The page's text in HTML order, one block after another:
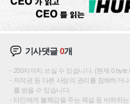
기사댓글0개
200자까지 쓰실 수 있습니다. (현재 0 byte
저작권 등 다른 사람의 권리를 침해하거
를 받을 수 있습니다.
타인에게 불쾌감을 주는 욕설 등 비하하